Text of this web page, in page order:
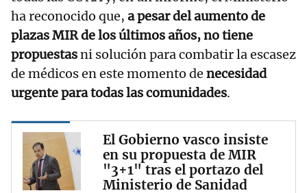
ha reconocido que, a pesar del aumento de
plazas MIR de los últimos años, no tiene
propuestasni solución para combatir la escasez
de médicos en este momento de necesidad
urgente para todas las comunidades.
El Gobierno vasco insiste
en su propuesta de MIR
"3+1" tras el portazo del
Ministerio de Sanidad